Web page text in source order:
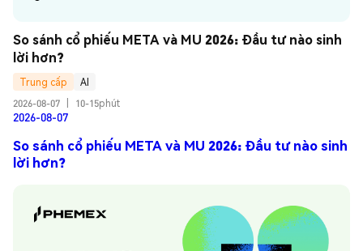
So sánh cổ phiếu META và MU 2026: Đầu tư nào sinh
lời hơn?
Trung cấp
AI
2026-08-07
10-15phút
2026-08-07
So sánh cổ phiếu META và MU 2026: Đầu tư nào sinh
lời hơn?